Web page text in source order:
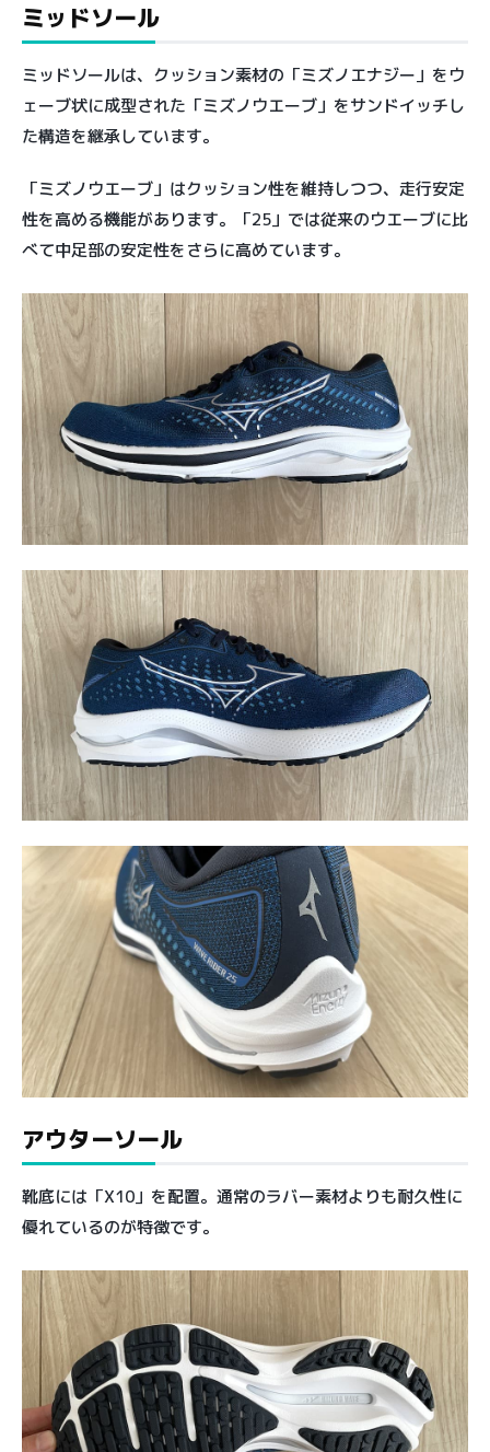
ミッドソール
ミッドソールは、クッション素材の「ミズノエナジー」をウ
ェーブ状に成型された「ミズノウエーブ」をサンドイッチし
た構造を継承しています。
「ミズノウエーブ」はクッション性を維持しつつ、走行安定
性を高める機能があります。「25」では従来のウエーブに比
べて中足部の安定性をさらに高めています。
アウターソール
靴底には「X10」を配置。通常のラバー素材よりも耐久性に
優れているのが特徴です。